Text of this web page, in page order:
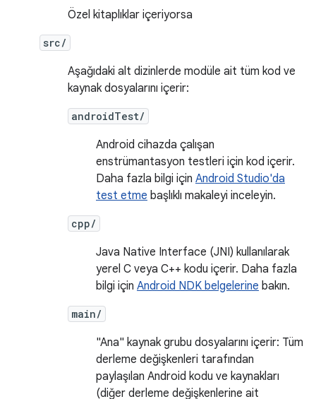
Özel kitaplıklar içeriyorsa
src/
Aşağıdaki alt dizinlerde modüle ait tüm kod ve
kaynak dosyalarını içerir:
androidTest/
Android cihazda çalışan
enstrümantasyon testleri için kod içerir.
Daha fazla bilgi için Android Studio'da
test etme başlıklı makaleyi inceleyin.
cpp/
Java Native Interface (JNI) kullanılarak
yerel C veya C++ kodu içerir. Daha fazla
bilgi için Android NDK belgelerine bakın.
main/
"Ana" kaynak grubu dosyalarını içerir: Tüm
derleme değişkenleri tarafından
paylaşılan Android kodu ve kaynakları
(diğer derleme değişkenlerine ait